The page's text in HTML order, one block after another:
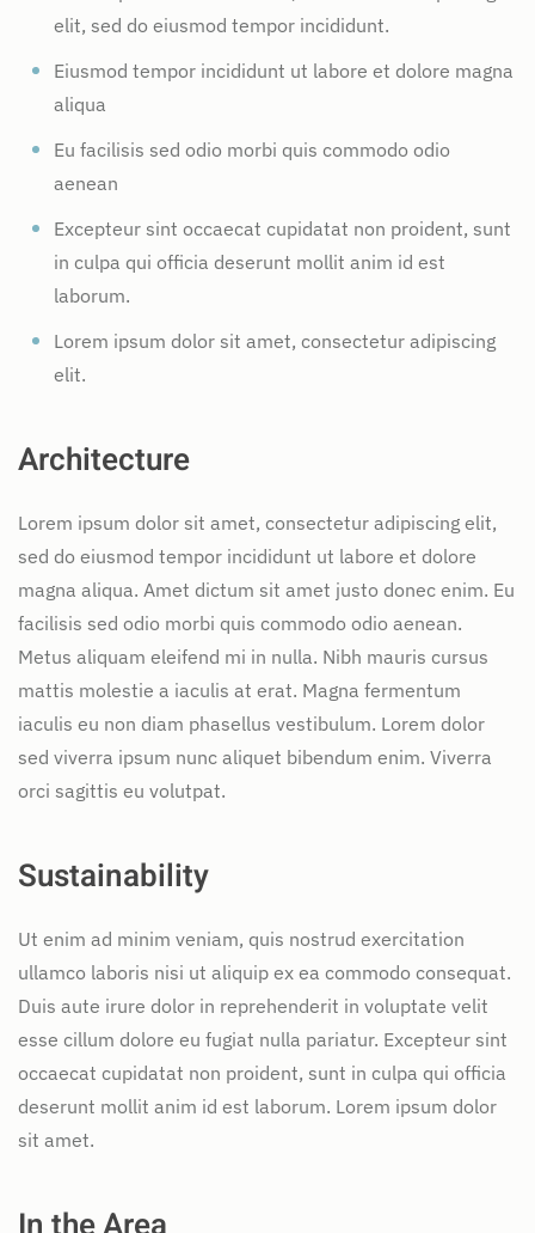
elit, sed do eiusmod tempor incididunt.
Eiusmod tempor incididunt ut labore et dolore magna
aliqua
Eu facilisis sed odio morbi quis commodo odio
aenean
Excepteur sint occaecat cupidatat non proident, sunt
in culpa qui officia deserunt mollit anim id est
laborum.
Lorem ipsum dolor sit amet, consectetur adipiscing
elit.
Architecture
Lorem ipsum dolor sit amet, consectetur adipiscing elit,
sed do eiusmod tempor incididunt ut labore et dolore
magna aliqua. Amet dictum sit amet justo donec enim. Eu
facilisis sed odio morbi quis commodo odio aenean.
Metus aliquam eleifend mi in nulla. Nibh mauris cursus
mattis molestie a iaculis at erat. Magna fermentum
iaculis eu non diam phasellus vestibulum. Lorem dolor
sed viverra ipsum nunc aliquet bibendum enim. Viverra
orci sagittis eu volutpat.
Sustainability
Ut enim ad minim veniam, quis nostrud exercitation
ullamco laboris nisi ut aliquip ex ea commodo consequat.
Duis aute irure dolor in reprehenderit in voluptate velit
esse cillum dolore eu fugiat nulla pariatur. Excepteur sint
occaecat cupidatat non proident, sunt in culpa qui officia
deserunt mollit anim id est laborum. Lorem ipsum dolor
sit amet.